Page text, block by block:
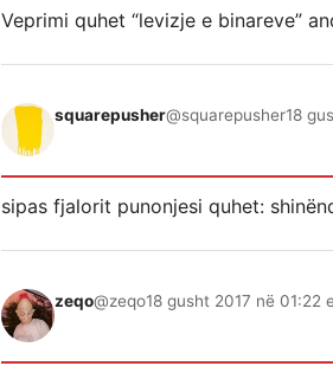
Veprimi quhet “levizje e binareve”
squarepusher@squarepusher18
sipas fjalorit punonjesi quhet:
zeqo@zeqo18 gusht 2017 në 01:22